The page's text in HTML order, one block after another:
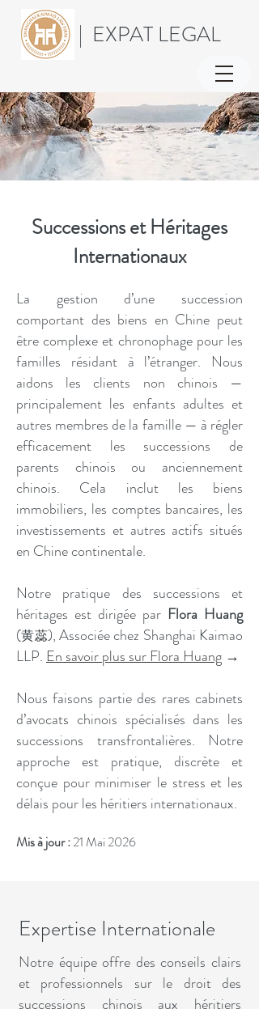
| EXPAT LEGAL
Successions et Héritages
Internationaux
La gestion d’une succession
comportant des biens en Chine peut
être complexe et chronophage pour les
familles résidant à l’étranger. Nous
aidons les clients non chinois —
principalement les enfants adultes et
autres membres de la famille — à régler
efficacement les successions de
parents chinois ou anciennement
chinois. Cela inclut les biens
immobiliers, les comptes bancaires, les
investissements et autres actifs situés
en Chine continentale.
Notre pratique des successions et
héritages est dirigée par Flora Huang
(黄蕊), Associée chez Shanghai Kaimao
LLP. En savoir plus sur Flora Huang →
Nous faisons partie des rares cabinets
d’avocats chinois spécialisés dans les
successions transfrontalières. Notre
approche est pratique, discrète et
conçue pour minimiser le stress et les
délais pour les héritiers internationaux.
Mis à jour :21 Mai 2026
Expertise Internationale
Notre équipe offre des conseils clairs
et professionnels sur le droit des
successions chinois aux héritiers